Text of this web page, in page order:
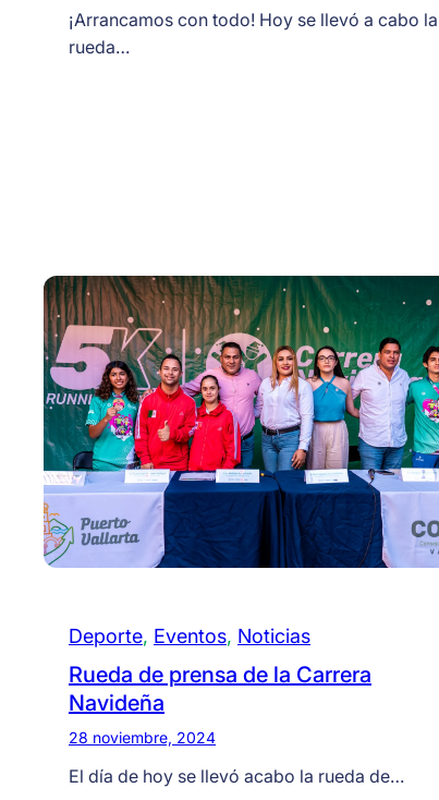
¡Arrancamos con todo! Hoy se llevó a cabo la
rueda…
Deporte, Eventos, Noticias
Rueda de prensa de la Carrera
Navideña
28 noviembre, 2024
El día de hoy se llevó acabo la rueda de…